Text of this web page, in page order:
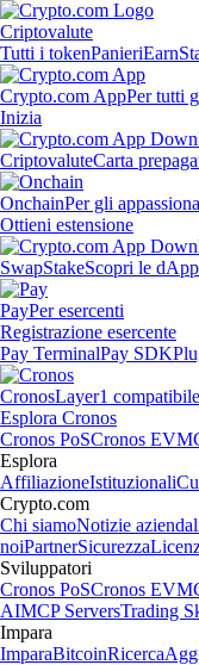
Criptovalute
Tutti i tokenPanieriEarn
Crypto.com AppPer tutti
Inizia
CriptovaluteCarta
OnchainPer gli
Ottieni estensione
SwapStakeScopri le dApp
PayPer esercenti
Registrazione esercente
Pay TerminalPay SDK
CronosLayer1
Esplora Cronos
Cronos PoSCronos EVM
Esplora
AffiliazioneIstituzionali
Crypto.com
Chi siamoNotizie
noiPartnerSicurezza
Sviluppatori
Cronos PoSCronos EVM
AIMCP ServersTrading
Impara
ImparaBitcoinRicerca